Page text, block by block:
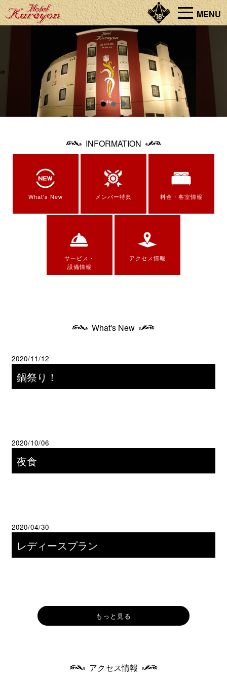
MENU
INFORMATION
What's New メンバー特典 料金・客室情報
サービス・
設備情報
アクセス情報
What's New
2020/11/12
鍋祭り！
2020/10/06
夜食
2020/04/30
レディースプラン
もっと見る
アクセス情報